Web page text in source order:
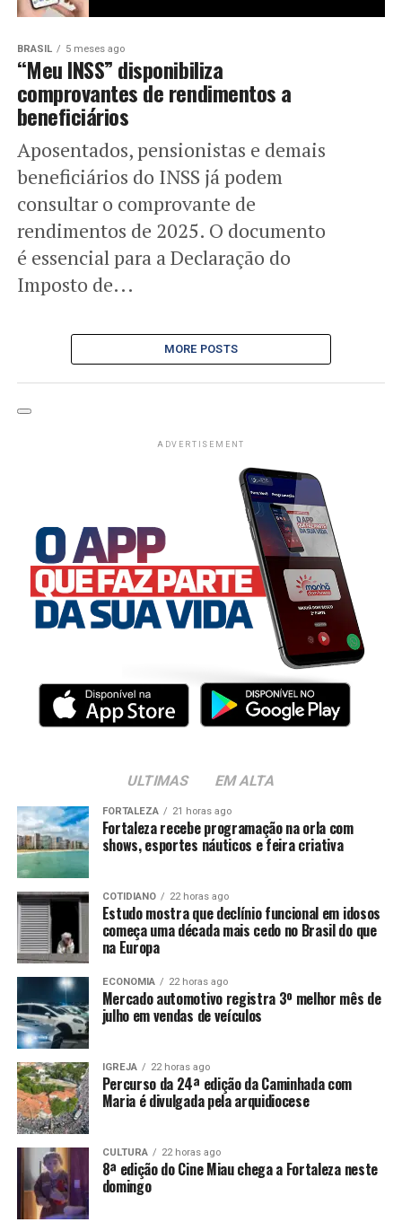
BRASIL 5 meses ago
“Meu INSS” disponibiliza
comprovantes de rendimentos a
beneficiários
Aposentados, pensionistas e demais
beneficiários do INSS já podem
consultar o comprovante de
rendimentos de 2025. O documento
é essencial para a Declaração do
Imposto de...
MORE POSTS
ADVERTISEMENT
ULTIMAS EM ALTA
FORTALEZA 21 horas ago
Fortaleza recebe programação na orla com
shows, esportes náuticos e feira criativa
COTIDIANO 22 horas ago
Estudo mostra que declínio funcional em idosos
começa uma década mais cedo no Brasil do que
na Europa
ECONOMIA 22 horas ago
Mercado automotivo registra 3º melhor mês de
julho em vendas de veículos
IGREJA 22 horas ago
Percurso da 24ª edição da Caminhada com
Maria é divulgada pela arquidiocese
CULTURA 22 horas ago
8ª edição do Cine Miau chega a Fortaleza neste
domingo